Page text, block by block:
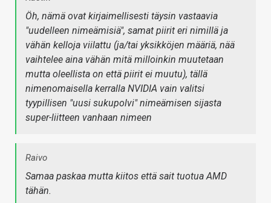
Öh, nämä ovat kirjaimellisesti täysin vastaavia
"uudelleen nimeämisiä", samat piirit eri nimillä ja
vähän kelloja viilattu (ja/tai yksikköjen määriä, nää
vaihtelee aina vähän mitä milloinkin muutetaan
mutta oleellista on että piirit ei muutu), tällä
nimenomaisella kerralla NVIDIA vain valitsi
tyypillisen "uusi sukupolvi" nimeämisen sijasta
super-liitteen vanhaan nimeen
Raivo
Samaa paskaa mutta kiitos että sait tuotua AMD
tähän.